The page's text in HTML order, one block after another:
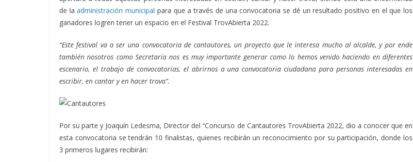
de la administración municipal para que a través de una convocatoria se dé un resultado positivo en el que los
ganadores logren tener un espacio en el Festival TrovAbierta 2022.
“Este festival va a ser una convocatoria de cantautores, un proyecto que le interesa mucho al alcalde, y por ende
también nosotros como Secretaría nos es muy importante generar como lo hemos venido haciendo en diferentes
escenario, el trabajo de convocatorias, el abrirnos a una convocatoria ciudadana para personas interesadas en
escribir, en cantar y en hacer trova”.
Por su parte y Joaquín Ledesma, Director del “Concurso de Cantautores TrovAbierta 2022, dio a conocer que en
esta convocatoria se tendrán 10 finalistas, quienes recibirán un reconocimiento por su participación, donde los
3 primeros lugares recibirán: